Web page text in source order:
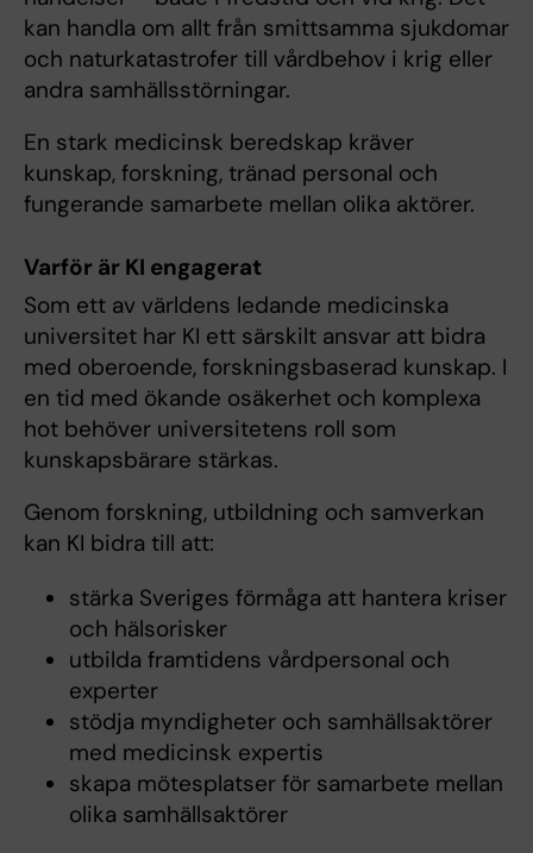
kan handla om allt från smittsamma sjukdomar
och naturkatastrofer till vårdbehov i krig eller
andra samhällsstörningar.
En stark medicinsk beredskap kräver
kunskap, forskning, tränad personal och
fungerande samarbete mellan olika aktörer.
Varför är KI engagerat
Som ett av världens ledande medicinska
universitet har KI ett särskilt ansvar att bidra
med oberoende, forskningsbaserad kunskap. I
en tid med ökande osäkerhet och komplexa
hot behöver universitetens roll som
kunskapsbärare stärkas.
Genom forskning, utbildning och samverkan
kan KI bidra till att:
stärka Sveriges förmåga att hantera kriser
och hälsorisker
utbilda framtidens vårdpersonal och
experter
stödja myndigheter och samhällsaktörer
med medicinsk expertis
skapa mötesplatser för samarbete mellan
olika samhällsaktörer